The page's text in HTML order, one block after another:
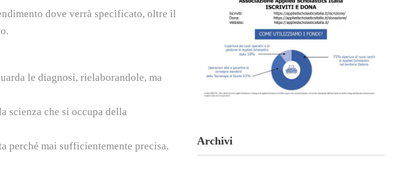
dove verrà specificato, oltre il
le diagnosi, rielaborandole, ma
scienza che si occupa della
perché mai sufficientemente precisa.
Archivi